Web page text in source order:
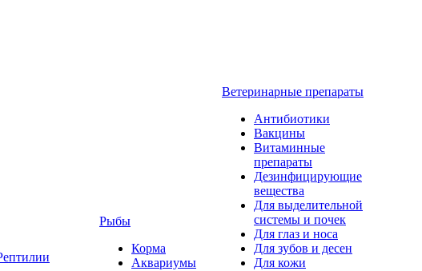
Рыбы
Корма
Аквариумы
Ветеринарные препараты
Антибиотики
Вакцины
Витаминные
препараты
Дезинфицирующие
вещества
Для выделительной
системы и почек
Для глаз и носа
Для зубов и десен
Для кожи